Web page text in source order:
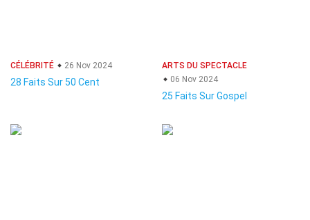
CÉLÉBRITÉ 26 Nov 2024
28 Faits Sur 50 Cent
ARTS DU SPECTACLE
06 Nov 2024
25 Faits Sur Gospel